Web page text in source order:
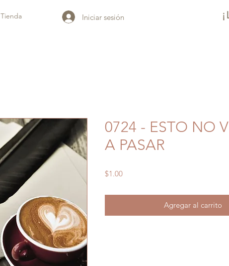
Tienda Iniciar sesión
0724 - ESTO NO
A PASAR
$1.00Precio
Agregar al carrito